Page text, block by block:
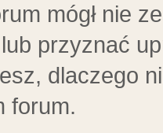
mógł nie
przyznać
dlaczego
forum.